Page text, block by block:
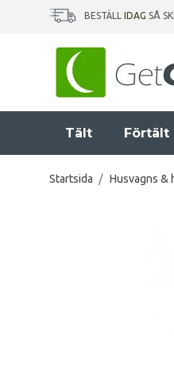
BESTÄLL IDAG SÅ
Tält Förtält
Startsida / Husvagns